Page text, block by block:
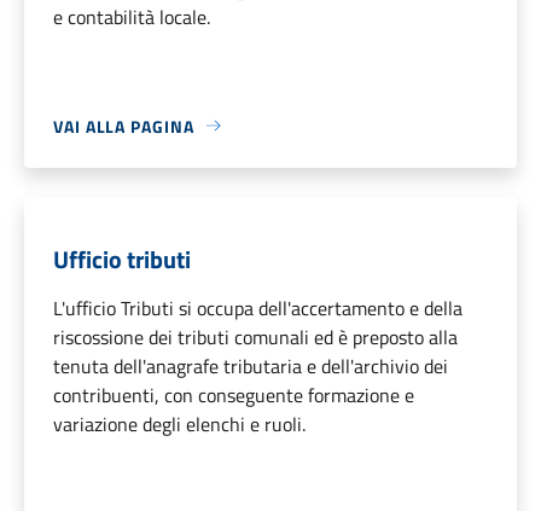
e contabilità locale.
VAI ALLA PAGINA
Ufficio tributi
L'ufficio Tributi si occupa dell'accertamento e della
riscossione dei tributi comunali ed è preposto alla
tenuta dell'anagrafe tributaria e dell'archivio dei
contribuenti, con conseguente formazione e
variazione degli elenchi e ruoli.